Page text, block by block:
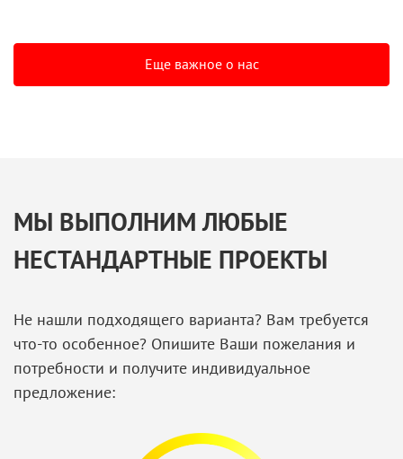
Еще важное о нас
МЫ ВЫПОЛНИМ ЛЮБЫЕ
НЕСТАНДАРТНЫЕ ПРОЕКТЫ
Не нашли подходящего варианта? Вам требуется
что-то особенное? Опишите Ваши пожелания и
потребности и получите индивидуальное
предложение: